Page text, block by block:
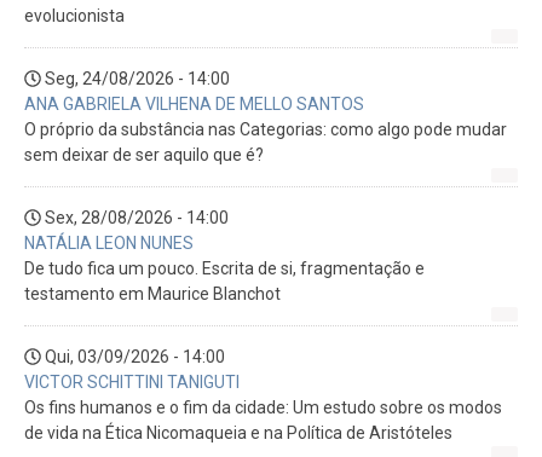
evolucionista
Seg, 24/08/2026 - 14:00
ANA GABRIELA VILHENA DE MELLO SANTOS
O próprio da substância nas Categorias: como algo pode mudar
sem deixar de ser aquilo que é?
Sex, 28/08/2026 - 14:00
NATÁLIA LEON NUNES
De tudo fica um pouco. Escrita de si, fragmentação e
testamento em Maurice Blanchot
Qui, 03/09/2026 - 14:00
VICTOR SCHITTINI TANIGUTI
Os fins humanos e o fim da cidade: Um estudo sobre os modos
de vida na Ética Nicomaqueia e na Política de Aristóteles